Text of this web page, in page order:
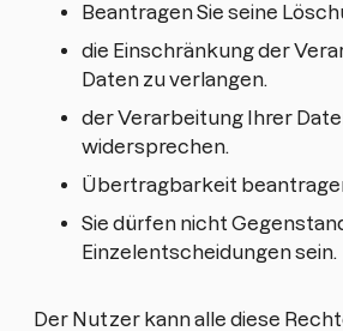
Beantragen Sie seine
die Einschränkung der
Daten zu verlangen.
der Verarbeitung Ihrer
widersprechen.
Übertragbarkeit
Sie dürfen nicht
Einzelentscheidungen sein.
Der Nutzer kann alle diese